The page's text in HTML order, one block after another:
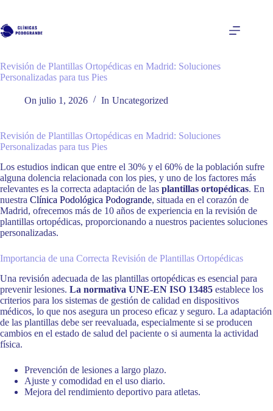
contenido
Revisión de Plantillas Ortopédicas en Madrid: Soluciones
Personalizadas para tus Pies
On julio 1, 2026 In Uncategorized
Revisión de Plantillas Ortopédicas en Madrid: Soluciones
Personalizadas para tus Pies
Los estudios indican que entre el 30% y el 60% de la población sufre
alguna dolencia relacionada con los pies, y uno de los factores más
relevantes es la correcta adaptación de las plantillas ortopédicas. En
nuestra Clínica Podológica Podogrande, situada en el corazón de
Madrid, ofrecemos más de 10 años de experiencia en la revisión de
plantillas ortopédicas, proporcionando a nuestros pacientes soluciones
personalizadas.
Importancia de una Correcta Revisión de Plantillas Ortopédicas
Una revisión adecuada de las plantillas ortopédicas es esencial para
prevenir lesiones. La normativa UNE-EN ISO 13485 establece los
criterios para los sistemas de gestión de calidad en dispositivos
médicos, lo que nos asegura un proceso eficaz y seguro. La adaptación
de las plantillas debe ser reevaluada, especialmente si se producen
cambios en el estado de salud del paciente o si aumenta la actividad
física.
Prevención de lesiones a largo plazo.
Ajuste y comodidad en el uso diario.
Mejora del rendimiento deportivo para atletas.